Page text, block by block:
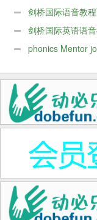
剑桥国际语音教
剑桥国际英语语
phonics Mentor